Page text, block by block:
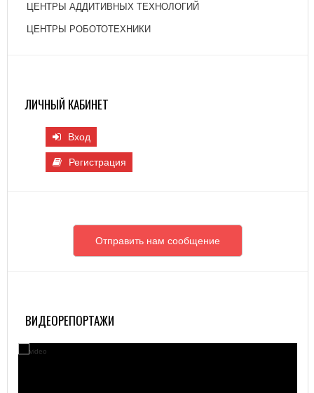
ЦЕНТРЫ АДДИТИВНЫХ ТЕХНОЛОГИЙ
ЦЕНТРЫ РОБОТОТЕХНИКИ
ЛИЧНЫЙ КАБИНЕТ
Вход
Регистрация
Отправить нам сообщение
ВИДЕОРЕПОРТАЖИ